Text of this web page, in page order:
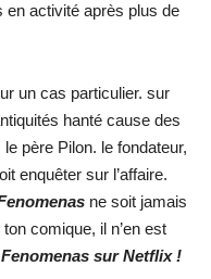
en activité après plus de
un cas particulier. sur
hanté cause des
père Pilon. le fondateur,
enquêter sur l’affaire.
ne soit jamais
comique, il n’en est
sur Netflix !